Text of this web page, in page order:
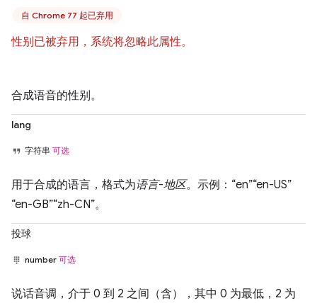
自 Chrome 77 起已弃用
性别已被弃用，系统将忽略此属性。
合成语音的性别。
lang
字符串 可选
用于合成的语言，格式为语言-地区。示例：“en”“en-US”
“en-GB”“zh-CN”。
投球
number 可选
说话音调，介于 0 到 2 之间（含），其中 0 为最低，2 为